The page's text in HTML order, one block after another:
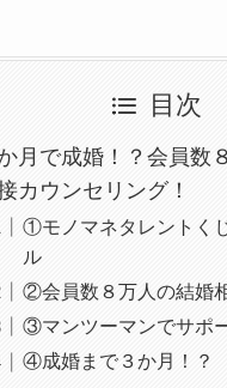
目次
月で成婚！？会員数
カウンセリング！
①モノマネタレントく
ル
②会員数８万人の結婚
③マンツーマンでサポ
④成婚まで３か月！？